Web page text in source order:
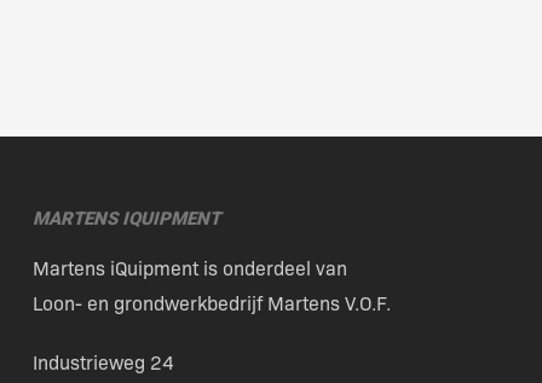
MARTENS IQUIPMENT
Martens iQuipment is onderdeel van
Loon- en grondwerkbedrijf Martens V.O.F.
Industrieweg 24